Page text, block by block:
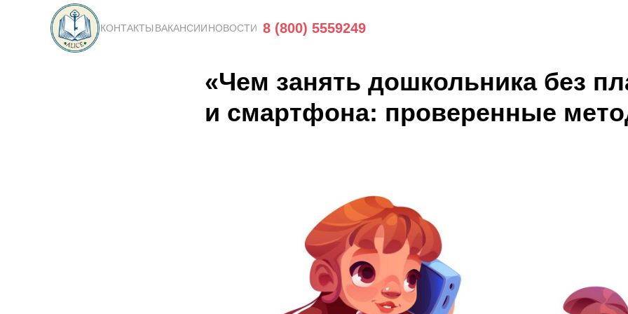
КОНТАКТЫ ВАКАНСИИНОВОСТИ 8 (800) 5559249
«Чем занять дошкольника без
и смартфона: проверенные